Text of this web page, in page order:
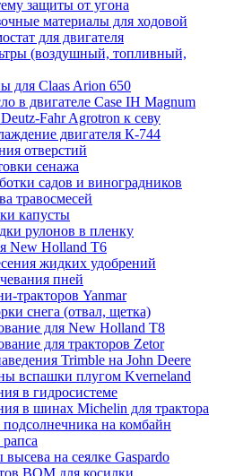
защиты от угона
материалы для ходовой
для двигателя
(воздушный, топливный,
для Claas Arion 650
в двигателе Case IH Magnum
Fahr Agrotron к севу
двигателя К-744
отверстий
сенажа
садов и виноградников
травосмесей
капусты
рулонов в пленку
New Holland T6
жидких удобрений
пней
тракторов Yanmar
снега (отвал, щетка)
для New Holland T8
для тракторов Zetor
Trimble на John Deere
вспашки плугом Kverneland
в гидросистеме
в шинах Michelin для трактора
на комбайн
на сеялке Gaspardo
ВОМ для косилки